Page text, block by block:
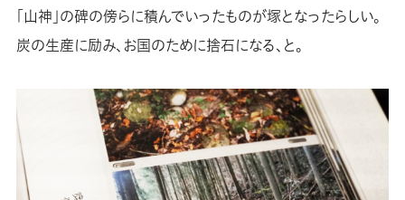
「山神」の碑の傍らに積んでいったものが塚となったらしい。
炭の生産に励み、お国のために捨石になる、と。